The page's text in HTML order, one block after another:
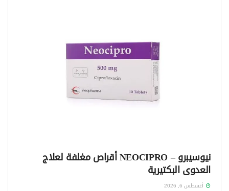
نيوسيبرو – NEOCIPRO أقراص مغلفة لعلاج
العدوى البكتيرية
أغسطس 6, 2026